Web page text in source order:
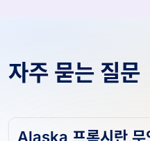
자주 묻는 질문
Alaska 프록시란 무